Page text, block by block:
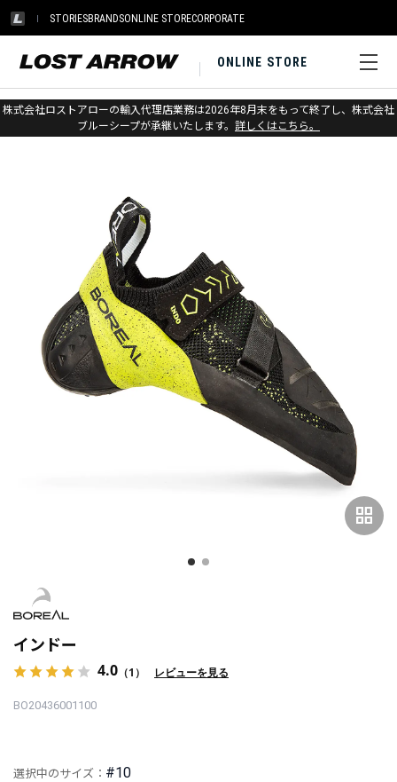
STORIESBRANDSONLINE STORECORPORATE
ONLINE STORE
株式会社ロストアローの輸入代理店業務は2026年8月末をもって終了し、株式会社
ブルーシープが承継いたします。 詳しくはこちら。
ホーム > ボリエール > クライミングシューズ
grid_view
インドー
4.0 （1） レビューを見る
BO20436001100
選択中のサイズ： #10